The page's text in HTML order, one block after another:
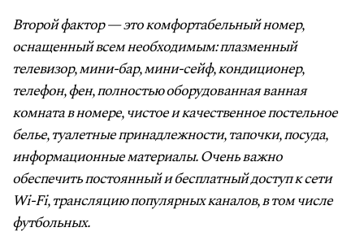
Второй фактор — это комфортабельный номер,
оснащенный всем необходимым: плазменный
телевизор, мини-бар, мини-сейф, кондиционер,
телефон, фен, полностью оборудованная ванная
комната в номере, чистое и качественное постельное
белье, туалетные принадлежности, тапочки, посуда,
информационные материалы. Очень важно
обеспечить постоянный и бесплатный доступ к сети
Wi-Fi, трансляцию популярных каналов, в том числе
футбольных.